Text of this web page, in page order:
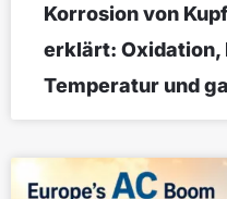
Korrosion von
erklärt:
Temperatur und